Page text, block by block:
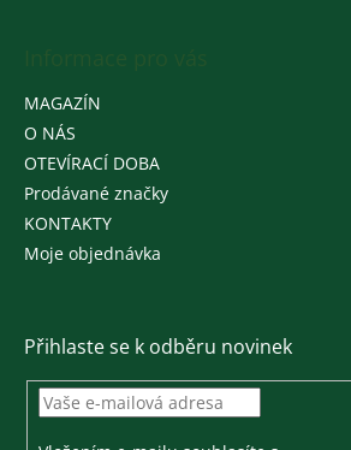
MAGAZÍN
O NÁS
OTEVÍRACÍ DOBA
Prodávané značky
KONTAKTY
Moje objednávka
Přihlaste se k odběru novinek